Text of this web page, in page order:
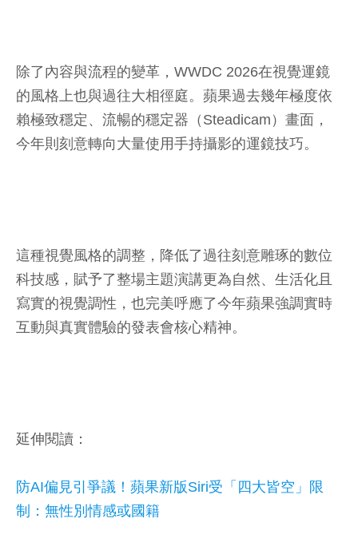
除了內容與流程的變革，WWDC 2026在視覺運鏡
的風格上也與過往大相徑庭。蘋果過去幾年極度依
賴極致穩定、流暢的穩定器（Steadicam）畫面，
今年則刻意轉向大量使用手持攝影的運鏡技巧。
這種視覺風格的調整，降低了過往刻意雕琢的數位
科技感，賦予了整場主題演講更為自然、生活化且
寫實的視覺調性，也完美呼應了今年蘋果強調實時
互動與真實體驗的發表會核心精神。
延伸閱讀：
防AI偏見引爭議！蘋果新版Siri受「四大皆空」限
制：無性別情感或國籍